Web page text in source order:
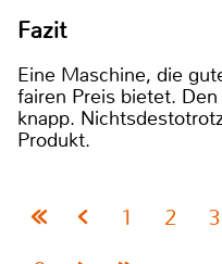
Fazit
Eine Maschine, die
fairen Preis bietet.
knapp.
Produkt.
1 2 3